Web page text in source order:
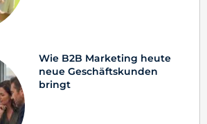
Wie B2B Marketing heute
neue Geschäftskunden
bringt